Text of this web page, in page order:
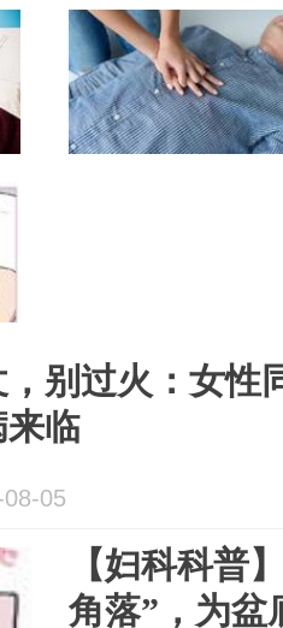
，别过火：女性
临
05
【妇科科普
角落”，为盆